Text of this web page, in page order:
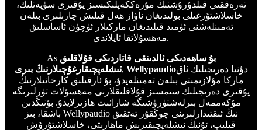
تەرەققىي قىلدۇرۇشنىڭ مۇرەككەپلىكىسىز يۇقىرى سۈپەتلىك،
خاسلاشتۇرغىلى بولىدىغان ئاۋاز ھەل قىلىش چارىلىرى بىلەن
تەمىنلەشنى ئۈمىد قىلىدىغان ماركىلار ئۈچۈن ئاساسلىق
مەھسۇلاتقا ئايلاندى.
As بۇ ساھەدىكى ئالدىنقى قاتاردىكى قۇلاقلىق
ئىشلەپچىقارغۇچىلارنىڭ بىرى, Wellypaudioدۇنيا دەرىجىلىك ئاق
ماركا مۇلازىمىتى بىلەن تەمىنلەيدۇ، بۇ ئارقىلىق كارخانىلارنىڭ
يۇقىرى دەرىجىلىك سىمسىز قۇلاقلىقلارنى مەھسۇلات تۈرلىرىگە
مۇكەممەل بىرلەشتۈرۈشىگە شارائىت ھازىرلايدۇ. بۇنىڭدىن
باشقا، بىز Wellypaudio نىڭ ئىقتىدارلىرىنى چوڭقۇر تەتقىق
قىلىپ، ئۇنىڭ ئىشلەپچىقىرىش ماھارىتى، خاسلاشتۇرۇش